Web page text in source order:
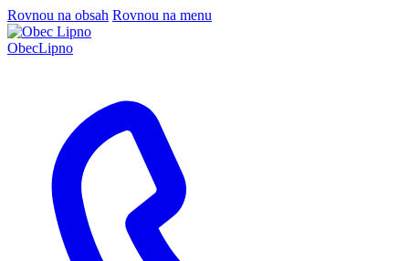
Rovnou na obsah Rovnou na menu
ObecLipno